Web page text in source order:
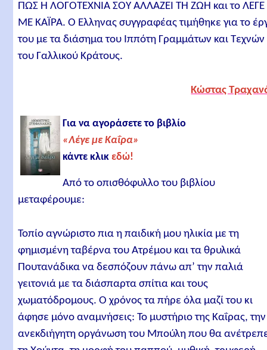
ΠΩΣ Η ΛΟΓΟΤΕΧΝΙΑ ΣΟΥ ΑΛΛΑΖΕΙ ΤΗ ΖΩΗ και το ΛΕΓΕ
ΜΕ ΚΑΪΡΑ. Ο Έλληνας συγγραφέας τιμήθηκε για το
του με τα διάσημα του Ιππότη Γραμμάτων και Τεχνών
του Γαλλικού Kράτους.
Κώστας
Για να αγοράσετε το βιβλίο
«Λέγε με Καΐρα»
κάντε κλικεδώ!
Από το οπισθόφυλλο του βιβλίου
μεταφέρουμε:
Τοπίο αγνώριστο πια η παιδική μου ηλικία με τη
φημισμένη ταβέρνα του Ατρέμου και τα θρυλικά
Πουτανάδικα να δεσπόζουν πάνω απ’ την παλιά
γειτονιά με τα διάσπαρτα σπίτια και τους
χωματόδρομους. Ο χρόνος τα πήρε όλα μαζί του κι
άφησε μόνο αναμνήσεις: Το μυστήριο της Καΐρας, την
ανεκδιήγητη οργάνωση του Μπούλη που θα